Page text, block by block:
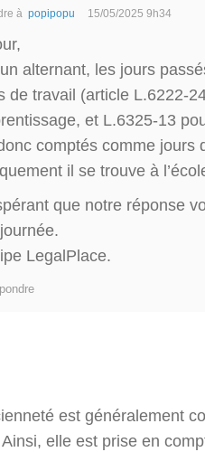
à popipopu 15/05/2025 9h34
alternant, les jours
de travail (article L.6222-
et L.6325-13
comptés comme jours
il se trouve à
que notre réponse
LegalPlace.
est généralement
elle est prise en